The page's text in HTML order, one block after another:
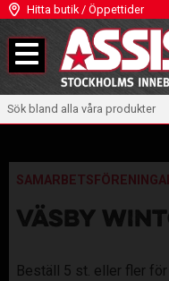
Meny
Hitta butik / Öppettider
VÄSBY
Beställ 5 st. eller fler